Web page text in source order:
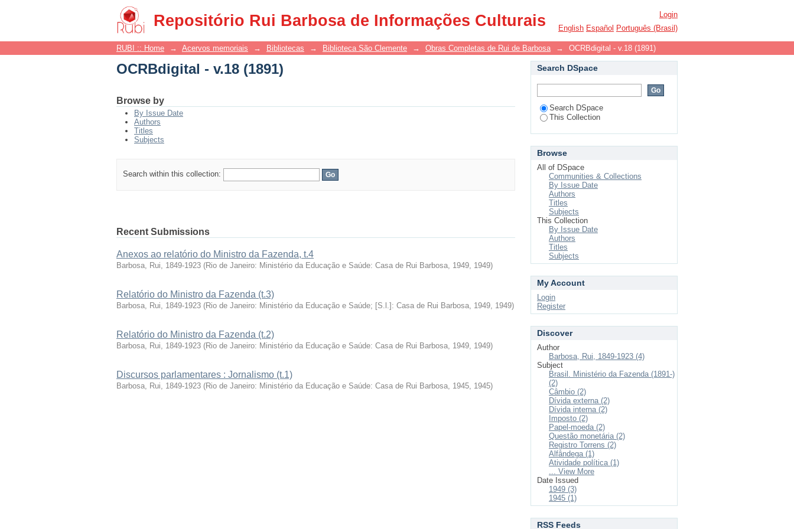
Repositório Rui Barbosa de Informações Culturais
OCRBdigital - v.18 (1891)
Login
English Español Português (Brasil)
RUBI :: Home → Acervos memoriais → Bibliotecas → Biblioteca São Clemente → Obras Completas de Rui de Barbosa → OCRBdigital - v.18 (1891)
OCRBdigital - v.18 (1891)
Browse by
By Issue Date
Authors
Titles
Subjects
Search within this collection:
Recent Submissions
Anexos ao relatório do Ministro da Fazenda, t.4
Barbosa, Rui, 1849-1923 (Rio de Janeiro: Ministério da Educação e Saúde: Casa de Rui Barbosa, 1949, 1949)
Relatório do Ministro da Fazenda (t.3)
Barbosa, Rui, 1849-1923 (Rio de Janeiro: Ministério da Educação e Saúde; [S.l.]: Casa de Rui Barbosa, 1949, 1949)
Relatório do Ministro da Fazenda (t.2)
Barbosa, Rui, 1849-1923 (Rio de Janeiro: Ministério da Educação e Saúde: Casa de Rui Barbosa, 1949, 1949)
Discursos parlamentares : Jornalismo (t.1)
Barbosa, Rui, 1849-1923 (Rio de Janeiro: Ministério da Educação e Saúde: Casa de Rui Barbosa, 1945, 1945)
Search DSpace
Search DSpace
This Collection
Browse
All of DSpace
Communities & Collections
By Issue Date
Authors
Titles
Subjects
This Collection
By Issue Date
Authors
Titles
Subjects
My Account
Login
Register
Discover
Author
Barbosa, Rui, 1849-1923 (4)
Subject
Brasil. Ministério da Fazenda (1891-)
(2)
Câmbio (2)
Dívida externa (2)
Dívida interna (2)
Imposto (2)
Papel-moeda (2)
Questão monetária (2)
Registro Torrens (2)
Alfândega (1)
Atividade política (1)
... View More
Date Issued
1949 (3)
1945 (1)
RSS Feeds